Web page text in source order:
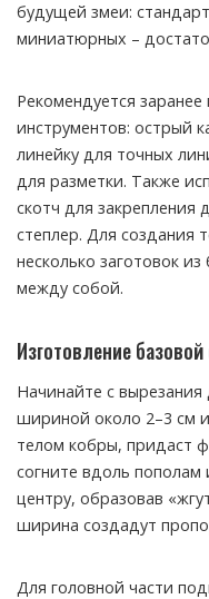
будущей змеи:
миниатюрных –
Рекомендуется
инструментов: острый
линейку для точных
для разметки. Также
скотч для закрепления
степлер. Для создания
несколько заготовок
между собой.
Изготовление
Начинайте с вырезания
шириной около 2–3 см
телом кобры, придаст
согните вдоль пополам
центру, образовав
ширина создадут
Для головной части